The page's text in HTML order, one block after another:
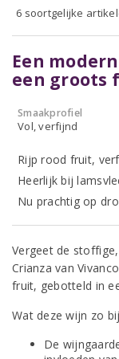
6 soortgelijke
Een
een groots
Smaakprofiel
Vol, verfijnd
Rijp rood fruit,
Heerlijk bij
Nu prachtig op
Vergeet de
Crianza van
fruit, gebotteld in
Wat deze wijn zo
De